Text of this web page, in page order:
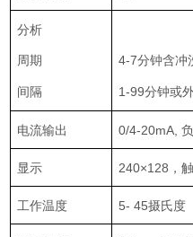
分析
周期
间隔
4-7分钟含冲
1-99分钟或
电流输出 0/4-20mA,
显示 240×128，
工作温度 5- 45摄氏度